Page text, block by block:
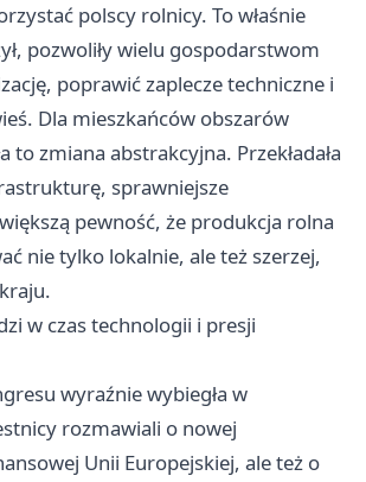
polscy rolnicy. To właśnie
pozwoliły wielu gospodarstwom
poprawić zaplecze techniczne i
Dla mieszkańców obszarów
to zmiana abstrakcyjna. Przekładała
sprawniejsze
pewność, że produkcja rolna
nie tylko lokalnie, ale też szerzej,
w czas technologii i presji
wyraźnie wybiegła w
rozmawiali o nowej
Unii Europejskiej, ale też o